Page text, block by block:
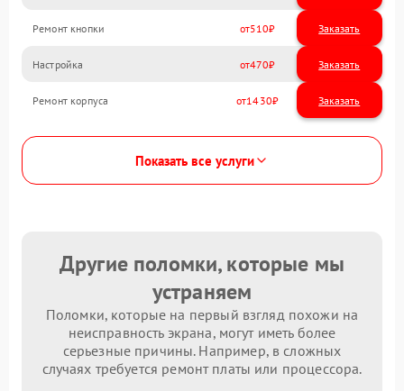
Ремонт кнопки 510
Настройка 470
Ремонт корпуса 1430
Показать все услуги
Другие поломки, которые мы
устраняем
Поломки, которые на первый взгляд похожи на
неисправность экрана, могут иметь более
серьезные причины. Например, в сложных
случаях требуется ремонт платы или процессора.